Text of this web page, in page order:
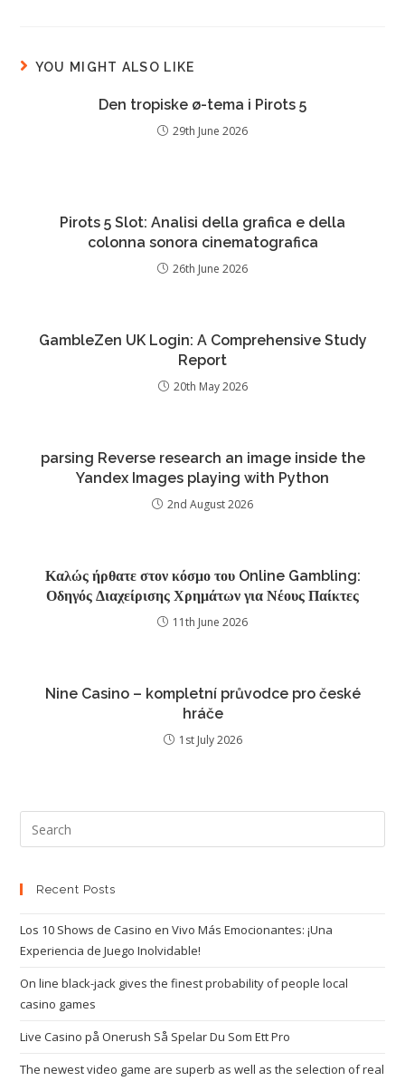
YOU MIGHT ALSO LIKE
Den tropiske ø-tema i Pirots 5
29th June 2026
Pirots 5 Slot: Analisi della grafica e della
colonna sonora cinematografica
26th June 2026
GambleZen UK Login: A Comprehensive Study
Report
20th May 2026
parsing Reverse research an image inside the
Yandex Images playing with Python
2nd August 2026
Καλώς ήρθατε στον κόσμο του Online Gambling:
Οδηγός Διαχείρισης Χρημάτων για Νέους Παίκτες
11th June 2026
Nine Casino – kompletní průvodce pro české
hráče
1st July 2026
Recent Posts
Los 10 Shows de Casino en Vivo Más Emocionantes: ¡Una
Experiencia de Juego Inolvidable!
On line black-jack gives the finest probability of people local
casino games
Live Casino på Onerush Så Spelar Du Som Ett Pro
The newest video game are superb as well as the selection of real